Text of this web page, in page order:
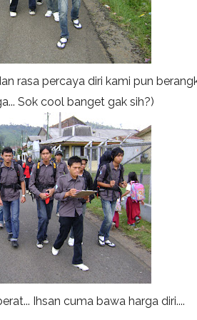
rasa percaya diri kami pun
Sok cool banget gak sih?)
Ihsan cuma bawa harga diri....